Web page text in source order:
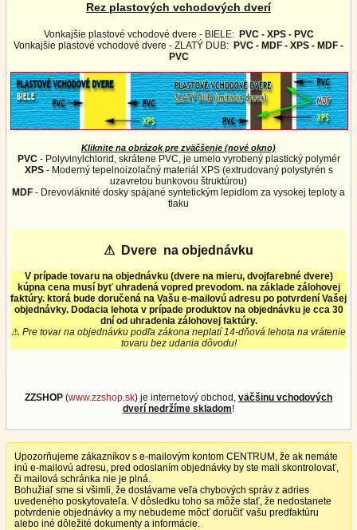
Upozorňujeme zákazníkov s e-mailovým kontom CENTRUM, že ak nemáte
inú e-mailovú adresu, pred odoslaním objednávky by ste mali skontrolovať,
či mailová schránka nie je plná.
Bohužiaľ sme si všimli, že dostávame veľa chybových správ z adries
uvedeného poskytovateľa. V dôsledku toho sa môže stať, že nedostanete
potvrdenie objednávky a my nebudeme môcť doručiť vašu predfaktúru
alebo iné dôležité dokumenty a informácie.
Rez plastových vchodových dverí
Vonkajšie plastové vchodové dvere - BIELE: PVC - XPS - PVC
Vonkajšie plastové vchodové dvere - ZLATÝ DUB: PVC - MDF - XPS - MDF -
PVC
Kliknite na obrázok pre zväčšenie (nové okno)
PVC- Polyvinylchlorid, skrátene PVC, je umelo vyrobený plastický polymér
XPS- Moderný tepelnoizolačný materiál XPS (extrudovaný polystyrén s
uzavretou bunkovou štruktúrou)
MDF - Drevovláknité dosky spájané syntetickým lepidlom za vysokej teploty a
tlaku
⚠ Dvere na objednávku
V prípade tovaru na objednávku (dvere na mieru, dvojfarebné dvere)
kúpna cena musí byť uhradená vopred prevodom. na základe zálohovej
faktúry. ktorá bude doručená na Vašu e-mailovú adresu po potvrdení Vašej
objednávky. Dodacia lehota v prípade produktov na objednávku je cca 30
dní od uhradenia zálohovej faktúry.
⚠ Pre tovar na objednávku podľa zákona neplatí 14-dňová lehota na vrátenie
tovaru bez udania dôvodu!
ZZSHOP (www.zzshop.sk) je internetový obchod, väčšinu vchodových
dverí nedržíme skladom!